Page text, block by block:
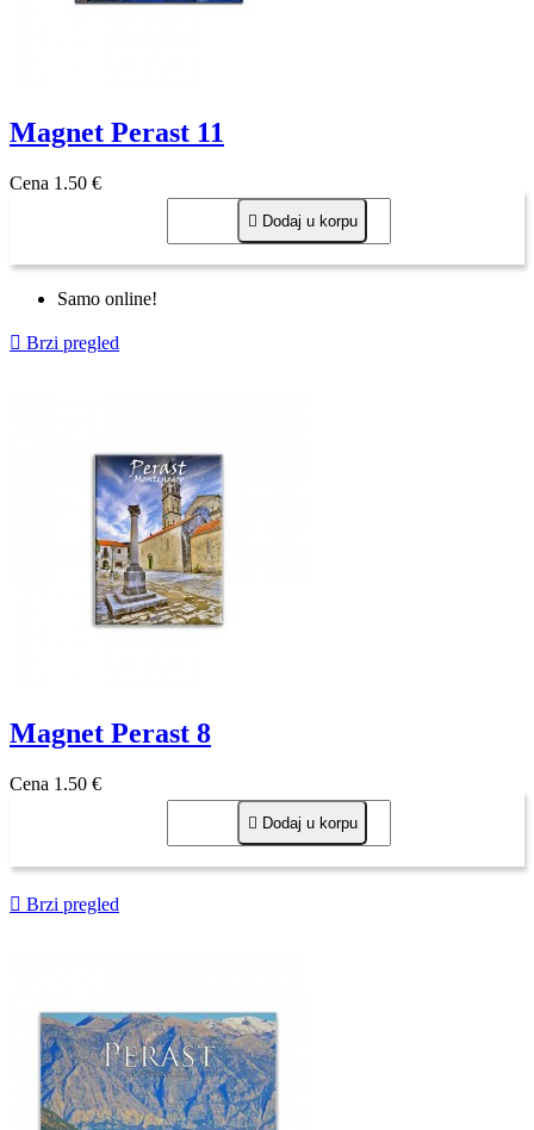
Magnet Perast 11
Cena 1,50 €
 Dodaj u korpu
Samo online!
 Brzi pregled
Magnet Perast 8
Cena 1,50 €
 Dodaj u korpu
 Brzi pregled